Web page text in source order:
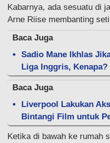
Kabarnya, ada sesuatu di
Arne Riise membanting
Baca Juga
Sadio Mane Ikhlas
Liga Inggris, Kenapa?
Baca Juga
Liverpool Lakukan
Bintangi Film untuk
Ketika di bawah ke rumah